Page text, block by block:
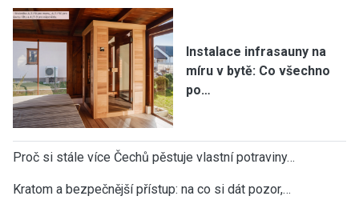
Instalace infrasauny na
míru v bytě: Co všechno
po…
Proč si stále více Čechů pěstuje vlastní potraviny…
Kratom a bezpečnější přístup: na co si dát pozor,…